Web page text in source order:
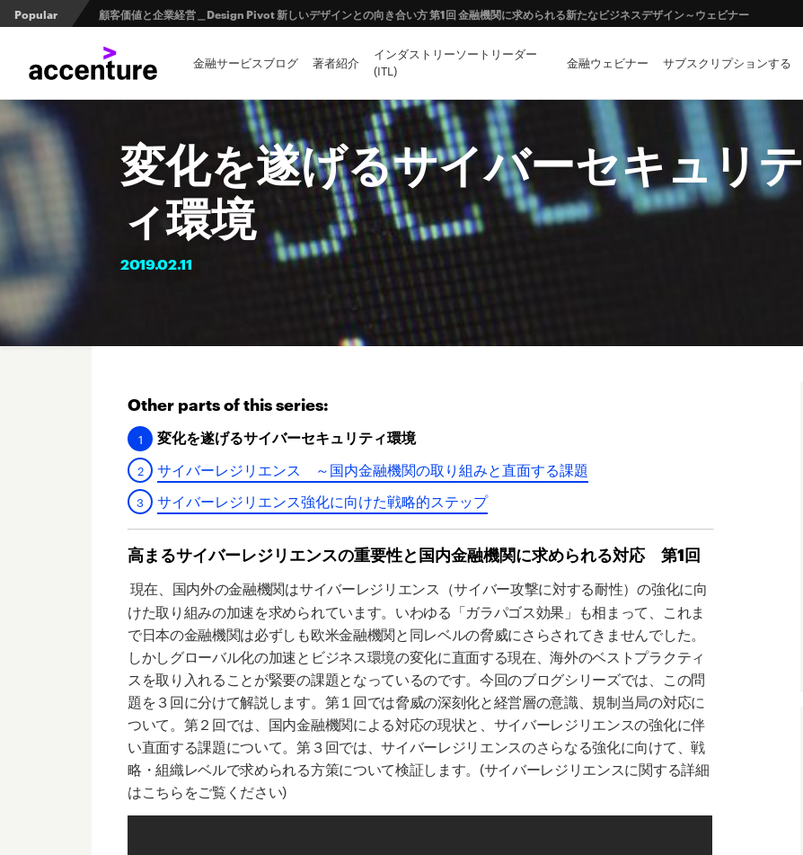
Popular 顧客価値と企業経営＿Design Pivot 新しいデザインとの向き合い方 第1回 金融機関に求められる新たなビジネスデザイン～ウェビナー
日本の金融業界とオープンバンキングの未来 第1回 ：規制とイノベーションの両立に向けて
FinTech Journal掲載記事：第２回 量子コンピューターや拡張現実はどのような「金融イノベーション」を創出するか？
金融サービスブログ 著者紹介
インダストリーソートリーダー
(ITL)
金融ウェビナー サブスクリプションする
変化を遂げるサイバーセキュリテ
ィ環境
2019.02.11
Other parts of this series:
変化を遂げるサイバーセキュリティ環境
サイバーレジリエンス ～国内金融機関の取り組みと直面する課題
サイバーレジリエンス強化に向けた戦略的ステップ
高まるサイバーレジリエンスの重要性と国内金融機関に求められる対応 第1回
現在、国内外の金融機関はサイバーレジリエンス（サイバー攻撃に対する耐性）の強化に向
けた取り組みの加速を求められています。いわゆる「ガラパゴス効果」も相まって、これま
で日本の金融機関は必ずしも欧米金融機関と同レベルの脅威にさらされてきませんでした。
しかしグローバル化の加速とビジネス環境の変化に直面する現在、海外のベストプラクティ
スを取り入れることが緊要の課題となっているのです。 今回のブログシリーズでは、この問
題を３回に分けて解説します。第１回では脅威の深刻化と経営層の意識、規制当局の対応に
ついて。第２回では、国内金融機関による対応の現状と、サイバーレジリエンスの強化に伴
い直面する課題について。第３回では、サイバーレジリエンスのさらなる強化に向けて、戦
略・組織レベルで求められる方策について検証します。(サイバーレジリエンスに関する詳細
はこちらをご覧ください)